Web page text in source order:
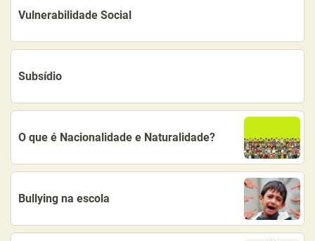
Vulnerabilidade Social
Subsídio
O que é Nacionalidade e Naturalidade?
Bullying na escola